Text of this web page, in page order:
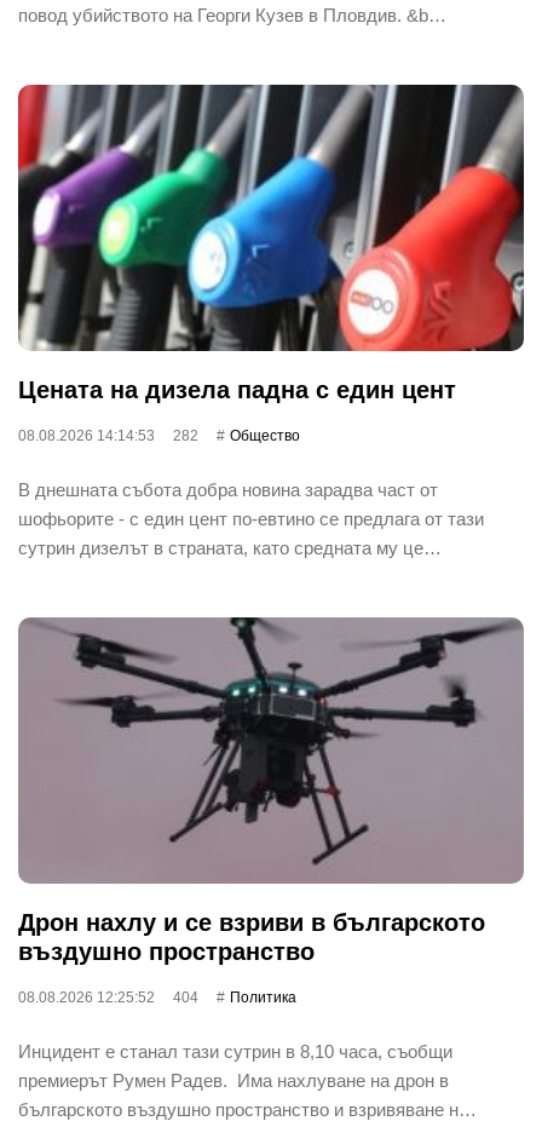
повод убийството на Георги Кузев в Пловдив. &b…
Цената на дизела падна с един цент
08.08.2026 14:14:53 282 Общество
В днешната събота добра новина зарадва част от
шофьорите - с един цент по-евтино се предлага от тази
сутрин дизелът в страната, като средната му це…
Дрон нахлу и се взриви в българското
въздушно пространство
08.08.2026 12:25:52 404 Политика
Инцидент е станал тази сутрин в 8,10 часа, съобщи
премиерът Румен Радев. Има нахлуване на дрон в
българското въздушно пространство и взривяване н…